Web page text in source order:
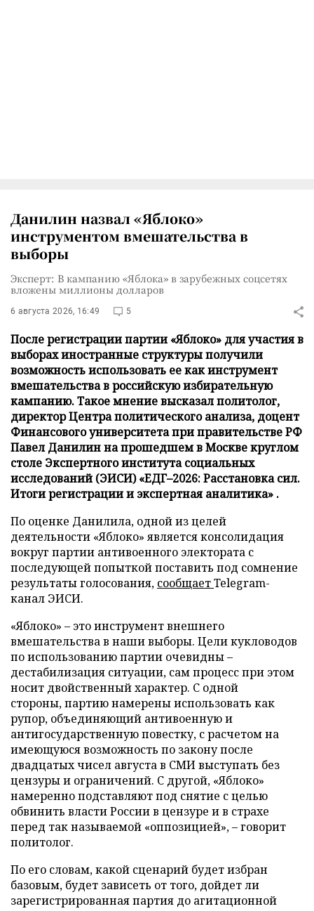
Данилин назвал «Яблоко»
инструментом вмешательства в
выборы
Эксперт: В кампанию «Яблока» в зарубежных соцсетях
вложены миллионы долларов
6 августа 2026, 16:49 5
После регистрации партии «Яблоко» для участия в
выборах иностранные структуры получили
возможность использовать ее как инструмент
вмешательства в российскую избирательную
кампанию. Такое мнение высказал политолог,
директор Центра политического анализа, доцент
Финансового университета при правительстве РФ
Павел Данилин на прошедшем в Москве круглом
столе Экспертного института социальных
исследований (ЭИСИ) «ЕДГ–2026: Расстановка сил.
Итоги регистрации и экспертная аналитика» .
По оценке Данилила, одной из целей
деятельности «Яблоко» является консолидация
вокруг партии антивоенного электората с
последующей попыткой поставить под сомнение
результаты голосования, сообщаетTelegram-
канал ЭИСИ.
«Яблоко» – это инструмент внешнего
вмешательства в наши выборы. Цели кукловодов
по использованию партии очевидны –
дестабилизация ситуации, сам процесс при этом
носит двойственный характер. С одной
стороны, партию намерены использовать как
рупор, объединяющий антивоенную и
антигосударственную повестку, с расчетом на
имеющуюся возможность по закону после
двадцатых чисел августа в СМИ выступать без
цензуры и ограничений. С другой, «Яблоко»
намеренно подставляют под снятие с целью
обвинить власти России в цензуре и в страхе
перед так называемой «оппозицией», – говорит
политолог.
По его словам, какой сценарий будет избран
базовым, будет зависеть от того, дойдет ли
зарегистрированная партия до агитационной